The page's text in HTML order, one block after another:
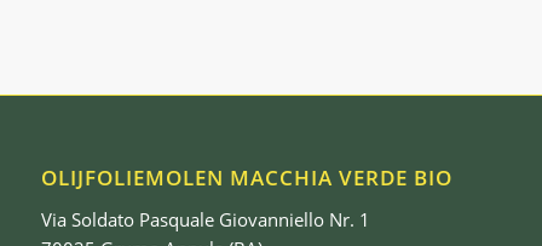
OLIJFOLIEMOLEN MACCHIA VERDE BIO
Via Soldato Pasquale Giovanniello Nr. 1